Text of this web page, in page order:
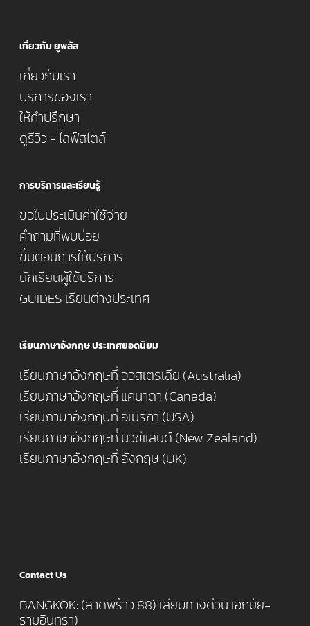
เกี่ยวกับ ยูพลัส
เกี่ยวกับเรา
บริการของเรา
ให้คำปรึกษา
ดูรีวิว + ไลฟ์สไตล์
การบริการและเรียนรู้
ขอใบประเมินค่าใช้จ่าย
คำถามที่พบบ่อย
ขั้นตอนการให้บริการ
นักเรียนผู้ใช้บริการ
GUIDES เรียนต่างประเทศ
เรียนภาษาอังกฤษ ประเทศยอดนิยม
เรียนภาษาอังกฤษที่ ออสเตรเลีย (Australia)
เรียนภาษาอังกฤษที่ แคนาดา (Canada)
เรียนภาษาอังกฤษที่ อเมริกา (USA)
เรียนภาษาอังกฤษที่ นิวซีแลนด์ (New Zealand)
เรียนภาษาอังกฤษที่ อังกฤษ (UK)
Contact Us
BANGKOK: (ลาดพร้าว 88) เลียบทางด่วน เอกมัย-
รามอินทรา)